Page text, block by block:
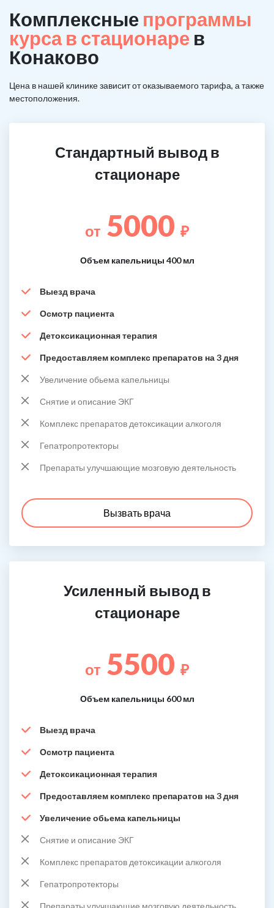
Комплексные программы
курса в стационаре в
Конаково
Цена в нашей клинике зависит от оказываемого тарифа, а также
местоположения.
Стандартный вывод в
стационаре
от 5000 ₽
Объем капельницы 400 мл
Выезд врача
Осмотр пациента
Детоксикационная терапия
Предоставляем комплекс препаратов на 3 дня
Увеличение обьема капельницы
Снятие и описание ЭКГ
Комплекс препаратов детоксикации алкоголя
Гепатропротекторы
Препараты улучшающие мозговую деятельность
Вызвать врача
Усиленный вывод в
стационаре
от 5500 ₽
Объем капельницы 600 мл
Выезд врача
Осмотр пациента
Детоксикационная терапия
Предоставляем комплекс препаратов на 3 дня
Увеличение обьема капельницы
Снятие и описание ЭКГ
Комплекс препаратов детоксикации алкоголя
Гепатропротекторы
Препараты улучшающие мозговую деятельность